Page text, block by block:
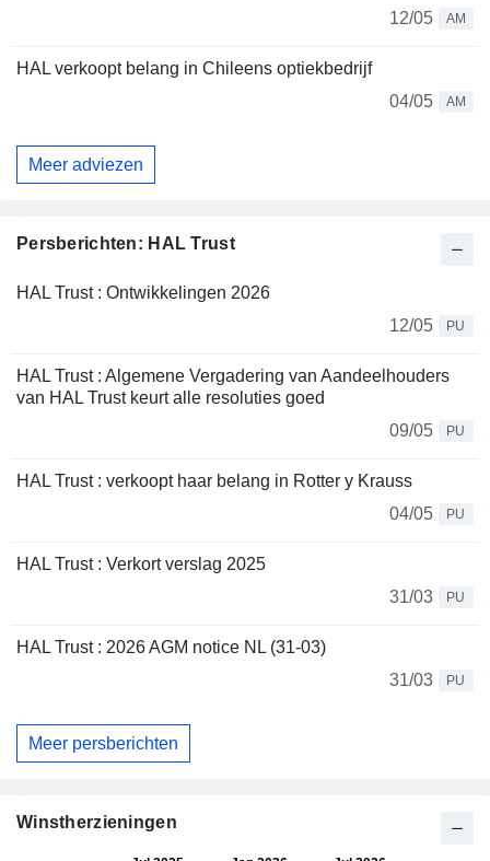
12/05
AM
HAL verkoopt belang in Chileens optiekbedrijf
04/05
AM
Meer adviezen
Persberichten: HAL Trust
HAL Trust : Ontwikkelingen 2026
12/05
PU
HAL Trust : Algemene Vergadering van Aandeelhouders
van HAL Trust keurt alle resoluties goed
09/05
PU
HAL Trust : verkoopt haar belang in Rotter y Krauss
04/05
PU
HAL Trust : Verkort verslag 2025
31/03
PU
HAL Trust : 2026 AGM notice NL (31-03)
31/03
PU
Meer persberichten
Winstherzieningen